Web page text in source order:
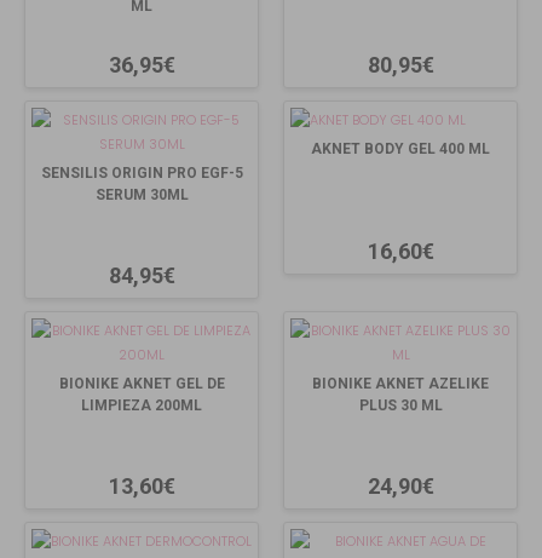
ML
36,95€ 80,95€
SENSILIS ORIGIN PRO EGF-5
SERUM 30ML
84,95€
AKNET BODY GEL 400 ML
16,60€
BIONIKE AKNET GEL DE
LIMPIEZA 200ML
13,60€
BIONIKE AKNET AZELIKE
PLUS 30 ML
24,90€